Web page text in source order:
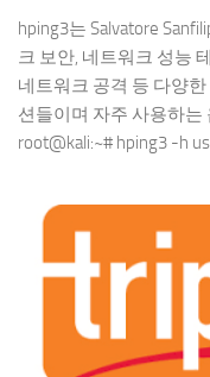
hping3는 Salvatore
크 보안, 네트워크 성능
네트워크 공격 등 다양
션들이며 자주 사용하
root@kali:~# hping3 -h